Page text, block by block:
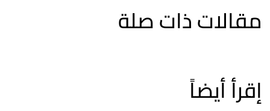
مقالات ذات صلة
إقرأ أيضاً